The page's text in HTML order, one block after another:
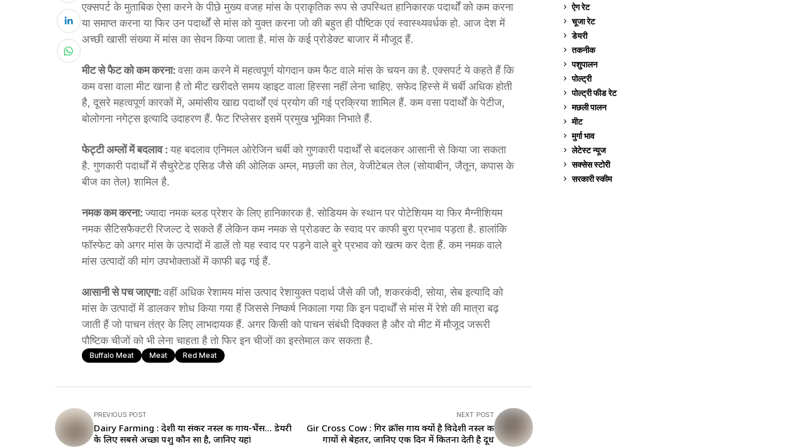
एक्सपर्ट के मुताबिक ऐसा करने के पीछे मुख्य वजह मांस के प्राकृतिक रूप से उपस्थित हानिकारक पदार्थों को कम करना
या समाप्त करना या फिर उन पदार्थों से मांस को युक्त करना जो की बहुत ही पौष्टिक एवं स्वास्थ्यवर्धक हो. आज देश में
अच्छी खासी संख्या में मांस का सेवन किया जाता है. मांस के कई प्रोडेक्ट बाजार में मौजूद हैं.
मीट से फैट को कम करना:वसा कम करने में महत्वपूर्ण योगदान कम फैट वाले मांस के चयन का है. एक्सपर्ट ये कहते हैं कि
कम वसा वाला मीट खाना है तो मीट खरीदते समय व्हाइट वाला हिस्सा नहीं लेना चाहिए. सफेद हिस्से में चर्बी अधिक होती
है, दूसरे महत्वपूर्ण कारकों में, अमांसीय खाद्य पदार्थों एवं प्रयोग की गई प्रक्रिया शामिल हैं. कम वसा पदार्थों के पेटीज,
बोलोगना नगेट्स इत्यादि उदाहरण हैं. फैट रिप्लेसर इसमें प्रमुख भूमिका निभाते हैं.
फेट्टी अम्लों में बदलाव :यह बदलाव एनिमल ओरेजिन चर्बी को गुणकारी पदार्थों से बदलकर आसानी से किया जा सकता
है. गुणकारी पदार्थों में सैचुरेटेड एसिड जैसे की ओलिक अम्ल, मछली का तेल, वेजीटेबल तेल (सोयाबीन, जैतून, कपास के
बीज का तेल) शामिल है.
नमक कम करना:ज्यादा नमक ब्लड प्रेशर के लिए हानिकारक है. सोडियम के स्थान पर पोटेशियम या फिर मैग्नीशियम
नमक सैटिसफैक्टरी रिजल्ट दे सकते हैं लेकिन कम नमक से प्रोडक्ट के स्वाद पर काफी बुरा प्रभाव पड़ता है. हालांकि
फॉस्फेट को अगर मांस के उत्पादों में डालें तो यह स्वाद पर पड़ने वाले बुरे प्रभाव को खत्म कर देता हैं. कम नमक वाले
मांस उत्पादों की मांग उपभोक्ताओं में काफी बढ़ गई हैं.
आसानी से पच जाएगा:वहीं अधिक रेशामय मांस उत्पाद रेशायुक्त पदार्थ जैसे की जौ, शकरकंदी, सोया, सेब इत्यादि को
मांस के उत्पादों में डालकर शोध किया गया हैं जिससे निष्कर्ष निकाला गया कि इन पदार्थों से मांस में रेशे की मात्रा बढ़
जाती हैं जो पाचन तंत्र के लिए लाभदायक हैं. अगर किसी को पाचन संबंधी दिक्कत है और वो मीट में मौजूद जरूरी
पौष्टिक चीजों को भी लेना चाहता है तो फिर इन चीजों का इस्तेमाल कर सकता है.
Buffalo Meat Meat Red Meat
PREVIOUS POST
Dairy Farming : देशी या संकर नस्ल की गाय-भैंस... डेयरी
के लिए सबसे अच्छा पशु कौन सा है, जानिए यहां
NEXT POST
Gir Cross Cow : गिर क्रॉस गाय क्यों है विदेशी नस्ल की
गायों से बेहतर, जानिए एक दिन में कितना देती है दूध
ऐग रेट
चूजा रेट
डेयरी
तकनीक
पशुपालन
पोल्ट्री
पोल्ट्री फीड रेट
मछली पालन
मीट
मुर्गा भाव
लेटेस्ट न्यूज
सक्सेस स्टो‍री
सरकारी स्की‍म